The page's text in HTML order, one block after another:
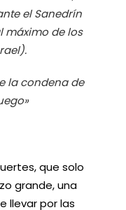
el Sanedrín
máximo de los
la condena de
que solo
grande, una
llevar por las